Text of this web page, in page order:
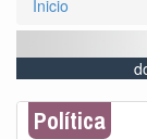
Inicio
Política